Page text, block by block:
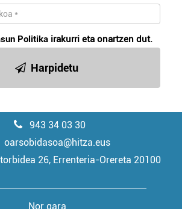
Politika irakurri eta onartzen dut.
Harpidetu
943 34 03 30
oarsobidasoa@hitza.eus
26, Errenteria-Orereta 20100
Nor gara